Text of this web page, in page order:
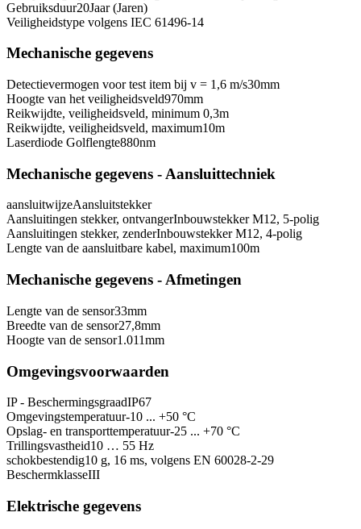
Gebruiksduur20Jaar (Jaren)
Veiligheidstype volgens IEC 61496-14
Mechanische gegevens
Detectievermogen voor test item bij v = 1,6 m/s30mm
Hoogte van het veiligheidsveld970mm
Reikwijdte, veiligheidsveld, minimum 0,3m
Reikwijdte, veiligheidsveld, maximum10m
Laserdiode Golflengte880nm
Mechanische gegevens - Aansluittechniek
aansluitwijzeAansluitstekker
Aansluitingen stekker, ontvangerInbouwstekker M12, 5-polig
Aansluitingen stekker, zenderInbouwstekker M12, 4-polig
Lengte van de aansluitbare kabel, maximum100m
Mechanische gegevens - Afmetingen
Lengte van de sensor33mm
Breedte van de sensor27,8mm
Hoogte van de sensor1.011mm
Omgevingsvoorwaarden
IP - BeschermingsgraadIP67
Omgevingstemperatuur-10 ... +50 °C
Opslag- en transporttemperatuur-25 ... +70 °C
Trillingsvastheid10 … 55 Hz
schokbestendig10 g, 16 ms, volgens EN 60028-2-29
BeschermklasseIII
Elektrische gegevens